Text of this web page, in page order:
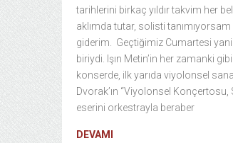
tarihlerini birkaç yıldır takvim her
aklımda tutar, solisti tanımıyorsam
giderim. Geçtiğimiz Cumartesi
biriydi. Işın Metin’in her zamanki
konserde, ilk yarıda viyolonsel
Dvorak’ın “Viyolonsel
eserini orkestrayla beraber
DEVAMI